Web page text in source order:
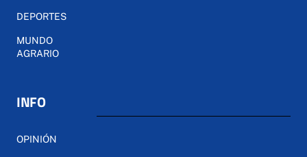
DEPORTES
MUNDO
AGRARIO
INFO
OPINIÓN